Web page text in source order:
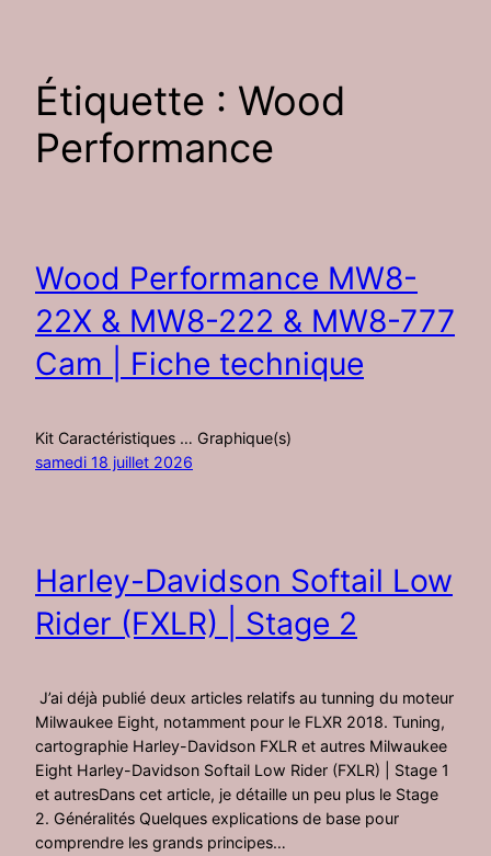
Étiquette : Wood
Performance
Wood Performance MW8-
22X & MW8-222 & MW8-777
Cam | Fiche technique
Kit Caractéristiques … Graphique(s)
samedi 18 juillet 2026
Harley-Davidson Softail Low
Rider (FXLR) | Stage 2
J’ai déjà publié deux articles relatifs au tunning du moteur
Milwaukee Eight, notamment pour le FLXR 2018. Tuning,
cartographie Harley-Davidson FXLR et autres Milwaukee
Eight Harley-Davidson Softail Low Rider (FXLR) | Stage 1
et autresDans cet article, je détaille un peu plus le Stage
2. Généralités Quelques explications de base pour
comprendre les grands principes…